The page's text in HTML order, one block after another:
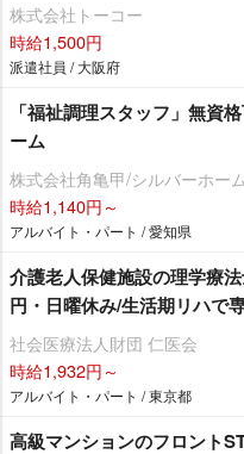
株式会社トーコー
時給1,500円
派遣社員 / 大阪府
「福祉調理スタッフ」無資
ーム
株式会社角亀甲/シルバーホー
時給1,140円～
アルバイト・パート / 愛知県
介護老人保健施設の理学療
円・日曜休み/生活期リハで
社会医療法人財団 仁医会
時給1,932円～
アルバイト・パート / 東京都
高級マンションのフロント